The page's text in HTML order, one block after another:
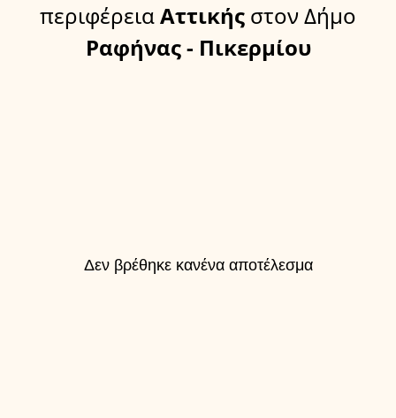
περιφέρειαΑττικής στον Δήμο
Ραφήνας - Πικερμίου
Δεν βρέθηκε κανένα αποτέλεσμα